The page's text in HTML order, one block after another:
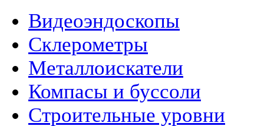
Видеоэндоскопы
Склерометры
Металлоискатели
Компасы и буссоли
Строительные уровни